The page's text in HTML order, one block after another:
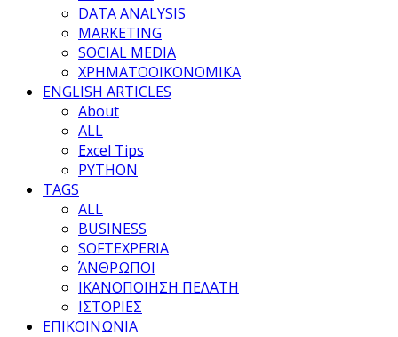
DATA ANALYSIS
MARKETING
SOCIAL MEDIA
ΧΡΗΜΑΤΟΟΙΚΟΝΟΜΙΚΑ
ENGLISH ARTICLES
About
ALL
Excel Tips
PYTHON
TAGS
ALL
BUSINESS
SOFTEXPERIA
ΆΝΘΡΩΠΟΙ
ΙΚΑΝΟΠΟΙΗΣΗ ΠΕΛΑΤΗ
ΙΣΤΟΡΙΕΣ
ΕΠΙΚΟΙΝΩΝΙΑ